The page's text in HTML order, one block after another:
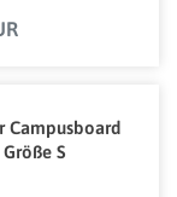
Campusboard
S